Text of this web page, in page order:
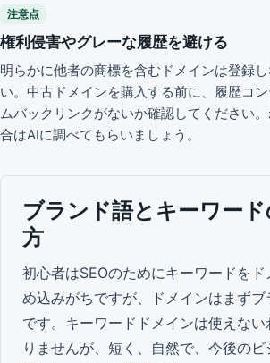
注意点
権利侵害やグレーな履歴を避ける
明らかに他者の商標を含むドメインは登録
い。中古ドメインを購入する前に、履歴コ
ムバックリンクがないか確認してください
合はAIに調べてもらいましょう。
ブランド語とキーワー
方
初心者はSEOのためにキーワードを
め込みがちですが、ドメインはまずブ
です。キーワードドメインは使えない
りませんが、短く、自然で、今後のビ